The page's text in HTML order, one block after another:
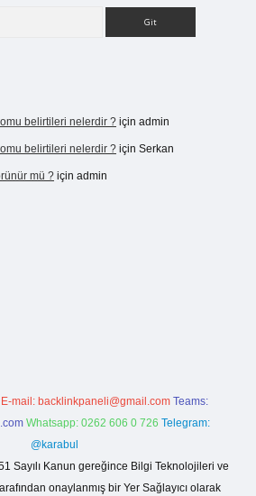
belirtileri nelerdir ? için admin
belirtileri nelerdir ? için Serkan
mü ? için admin
E-mail: backlinkpaneli@gmail.com Teams:
Whatsapp: 0262 606 0 726 Telegram:
@karabul
Sayılı Kanun gereğince Bilgi Teknolojileri ve
onaylanmış bir Yer Sağlayıcı olarak